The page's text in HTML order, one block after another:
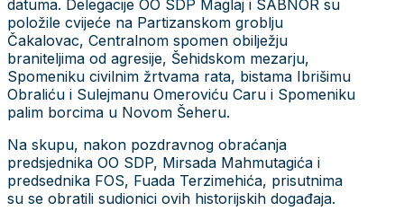
datuma. Delegacije OO SDP Maglaj i SABNOR su
položile cvijeće na Partizanskom groblju
Čakalovac, Centralnom spomen obilježju
braniteljima od agresije, Šehidskom mezarju,
Spomeniku civilnim žrtvama rata, bistama Ibrišimu
Obraliću i Sulejmanu Omeroviću Caru i Spomeniku
palim borcima u Novom Šeheru.
Na skupu, nakon pozdravnog obraćanja
predsjednika OO SDP, Mirsada Mahmutagića i
predsednika FOS, Fuada Terzimehića, prisutnima
su se obratili sudionici ovih historijskih događaja.